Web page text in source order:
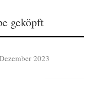
geköpft
2023